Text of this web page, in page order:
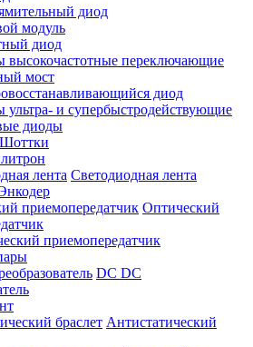
диод
модуль
диод
высокочастотные переключающие
мост
диод
ультра- и супербыстродействующие
диоды
Светодиодная лента
Оптический
приемопередатчик
DC DC
Антистатический